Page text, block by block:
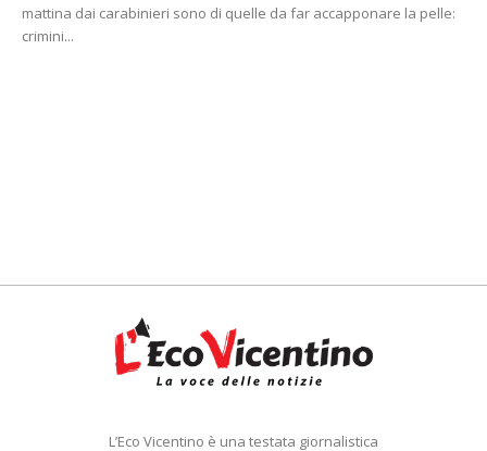
mattina dai carabinieri sono di quelle da far accapponare la pelle:
crimini...
L’Eco Vicentino è una testata giornalistica